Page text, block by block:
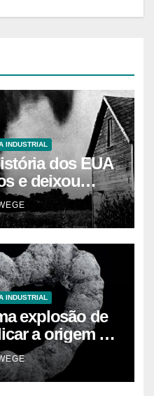
INDUSTRIAL
dos EUA
e deixou
INDUSTRIAL
explosão de
a origem da